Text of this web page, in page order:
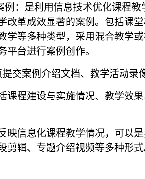
例：是利用信息技术优化课程
改革成效显著的案例。包括课
学等多种类型，采用混合教学
平台进行案例创作。
交案例介绍文档、教学活动录
课程建设与实施情况、教学效
映信息化课程教学情况，可以
剪辑、专题介绍视频等多种形